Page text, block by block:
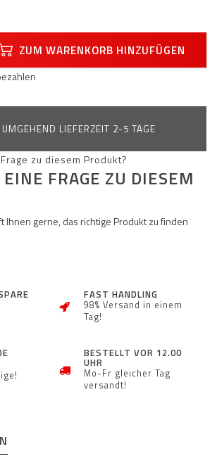
ZUM WARENKORB HINZUFÜGEN
LIEFERZEIT 2-5 TAGE
FRAGE ZU DIESEM
Ihnen gerne, das richtige Produkt zu finden
FAST HANDLING
98% Versand in einem
Tag!
BESTELLT VOR 12.00
UHR
Mo-Fr gleicher Tag
versandt!